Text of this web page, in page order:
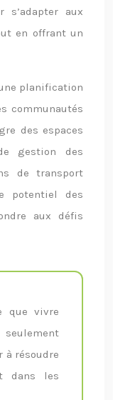
s’adapter aux
en offrant un
planification
communautés
des espaces
gestion des
de transport
potentiel des
aux défis
que vivre
à résoudre
dans les